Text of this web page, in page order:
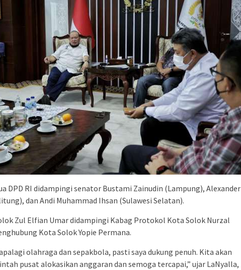
DPD RI didampingi senator Bustami Zainudin (Lampung), Alexander
dan Andi Muhammad Ihsan (Sulawesi Selatan).
Zul Elfian Umar didampingi Kabag Protokol Kota Solok Nurzal
Kota Solok Yopie Permana.
olahraga dan sepakbola, pasti saya dukung penuh. Kita akan
pusat alokasikan anggaran dan semoga tercapai,” ujar LaNyalla,